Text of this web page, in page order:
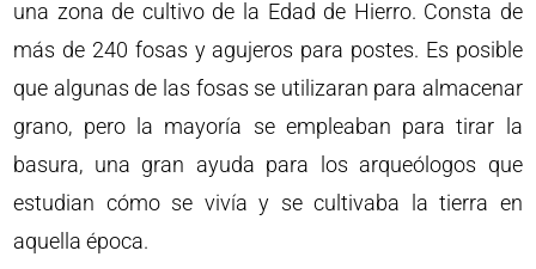
una zona de cultivo de la Edad de Hierro. Consta de
más de 240 fosas y agujeros para postes. Es posible
que algunas de las fosas se utilizaran para almacenar
grano, pero la mayoría se empleaban para tirar la
basura, una gran ayuda para los arqueólogos que
estudian cómo se vivía y se cultivaba la tierra en
aquella época.